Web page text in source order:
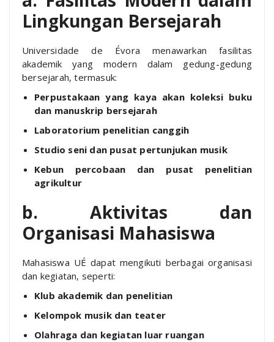
Lingkungan Bersejarah
Universidade de Évora menawarkan fasilitas
akademik yang modern dalam gedung-gedung
bersejarah, termasuk:
Perpustakaan yang kaya akan koleksi buku
dan manuskrip bersejarah
Laboratorium penelitian canggih
Studio seni dan pusat pertunjukan musik
Kebun percobaan dan pusat penelitian
agrikultur
b. Aktivitas dan
Organisasi Mahasiswa
Mahasiswa UÉ dapat mengikuti berbagai organisasi
dan kegiatan, seperti:
Klub akademik dan penelitian
Kelompok musik dan teater
Olahraga dan kegiatan luar ruangan